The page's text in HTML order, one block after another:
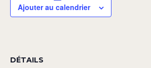
Ajouter au calendrier
DÉTAILS